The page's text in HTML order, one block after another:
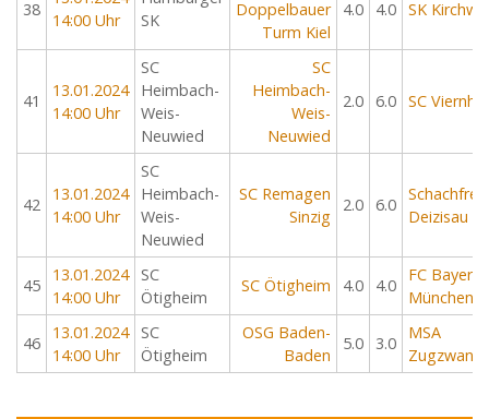
38
14:00 Uhr
SK
Doppelbauer
Turm Kiel
4.0 4.0 SK
41
13.01.2024
14:00 Uhr
SC
Heimbach-
Weis-
Neuwied
SC
Heimbach-
Weis-
Neuwied
2.0 6.0 SC
42
13.01.2024
14:00 Uhr
SC
Heimbach-
Weis-
Neuwied
SC Remagen
Sinzig
2.0 6.0
Deizisau
45
13.01.2024
14:00 Uhr
SC
Ötigheim
SC Ötigheim 4.0 4.0
FC Bayern
München
46
13.01.2024
14:00 Uhr
SC
Ötigheim
OSG Baden-
Baden
5.0 3.0
MSA
Zugzwang